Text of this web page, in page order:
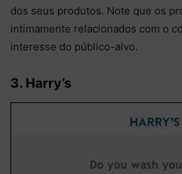
dos seus produtos. Note que os
intimamente relacionados com o
interesse do público-alvo.
3. Harry’s